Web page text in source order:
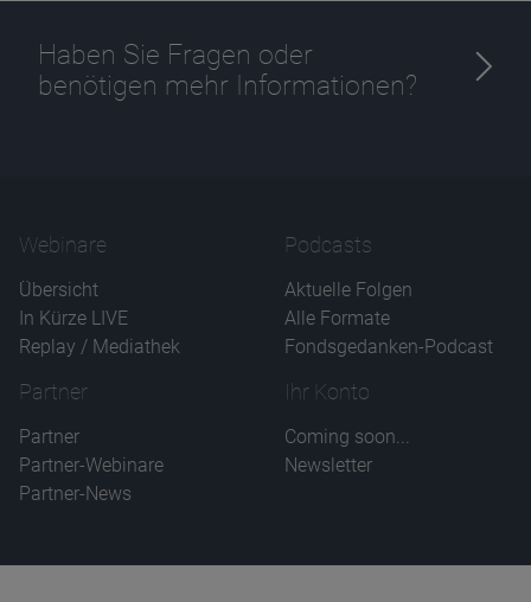
Haben Sie Fragen oder
benötigen mehr Informationen?
Webinare
Übersicht
In Kürze LIVE
Replay / Mediathek
Podcasts
Aktuelle Folgen
Alle Formate
Fondsgedanken-Podcast
Partner
Partner
Partner-Webinare
Partner-News
Ihr Konto
Coming soon...
Newsletter